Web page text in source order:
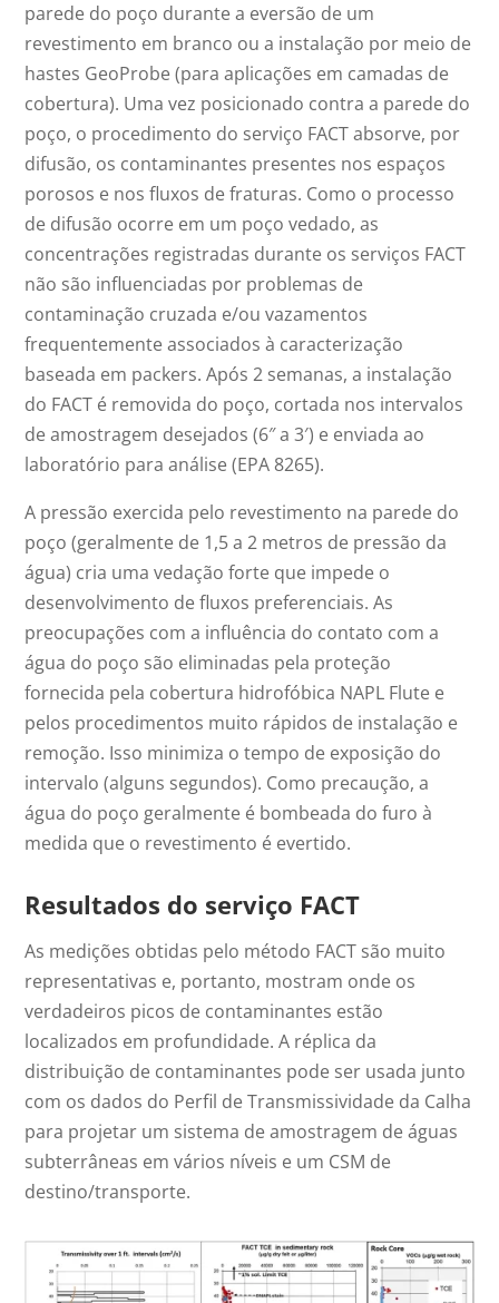
parede do poço durante a eversão de um
revestimento em branco ou a instalação por meio de
hastes GeoProbe (para aplicações em camadas de
cobertura). Uma vez posicionado contra a parede do
poço, o procedimento do serviço FACT absorve, por
difusão, os contaminantes presentes nos espaços
porosos e nos fluxos de fraturas. Como o processo
de difusão ocorre em um poço vedado, as
concentrações registradas durante os serviços FACT
não são influenciadas por problemas de
contaminação cruzada e/ou vazamentos
frequentemente associados à caracterização
baseada em packers. Após 2 semanas, a instalação
do FACT é removida do poço, cortada nos intervalos
de amostragem desejados (6″ a 3′) e enviada ao
laboratório para análise (EPA 8265).
A pressão exercida pelo revestimento na parede do
poço (geralmente de 1,5 a 2 metros de pressão da
água) cria uma vedação forte que impede o
desenvolvimento de fluxos preferenciais. As
preocupações com a influência do contato com a
água do poço são eliminadas pela proteção
fornecida pela cobertura hidrofóbica NAPL Flute e
pelos procedimentos muito rápidos de instalação e
remoção. Isso minimiza o tempo de exposição do
intervalo (alguns segundos). Como precaução, a
água do poço geralmente é bombeada do furo à
medida que o revestimento é evertido.
Resultados do serviço FACT
As medições obtidas pelo método FACT são muito
representativas e, portanto, mostram onde os
verdadeiros picos de contaminantes estão
localizados em profundidade. A réplica da
distribuição de contaminantes pode ser usada junto
com os dados do Perfil de Transmissividade da Calha
para projetar um sistema de amostragem de águas
subterrâneas em vários níveis e um CSM de
destino/transporte.